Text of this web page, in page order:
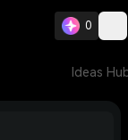
0
Ideas